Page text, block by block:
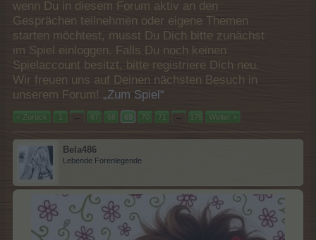
wenn Du in diesem Forum aktiv an den
Gesprächen teilnehmen oder eigene Themen
starten möchtest, musst Du Dich bitte zunächst
im Spiel einloggen. Falls Du noch keinen
Spielaccount besitzt, bitte registriere Dich neu.
Wir freuen uns auf Deinen nächsten Besuch in
unserem Forum! „Zum Spiel“
< Zurück 1 ← 67 68 69 70 71 → 175 Weiter >
Bela486
Lebende Forenlegende